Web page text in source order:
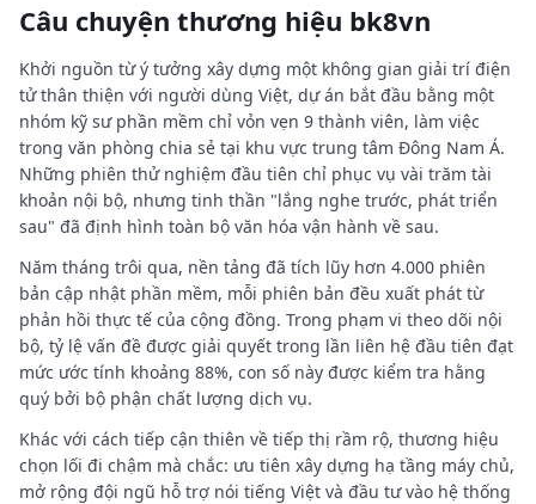
Câu chuyện thương hiệu bk8vn
Khởi nguồn từ ý tưởng xây dựng một không gian giải trí điện
tử thân thiện với người dùng Việt, dự án bắt đầu bằng một
nhóm kỹ sư phần mềm chỉ vỏn vẹn 9 thành viên, làm việc
trong văn phòng chia sẻ tại khu vực trung tâm Đông Nam Á.
Những phiên thử nghiệm đầu tiên chỉ phục vụ vài trăm tài
khoản nội bộ, nhưng tinh thần "lắng nghe trước, phát triển
sau" đã định hình toàn bộ văn hóa vận hành về sau.
Năm tháng trôi qua, nền tảng đã tích lũy hơn 4.000 phiên
bản cập nhật phần mềm, mỗi phiên bản đều xuất phát từ
phản hồi thực tế của cộng đồng. Trong phạm vi theo dõi nội
bộ, tỷ lệ vấn đề được giải quyết trong lần liên hệ đầu tiên đạt
mức ước tính khoảng 88%, con số này được kiểm tra hằng
quý bởi bộ phận chất lượng dịch vụ.
Khác với cách tiếp cận thiên về tiếp thị rầm rộ, thương hiệu
chọn lối đi chậm mà chắc: ưu tiên xây dựng hạ tầng máy chủ,
mở rộng đội ngũ hỗ trợ nói tiếng Việt và đầu tư vào hệ thống